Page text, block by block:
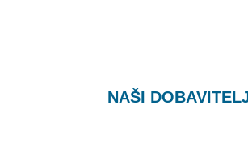
NAŠI